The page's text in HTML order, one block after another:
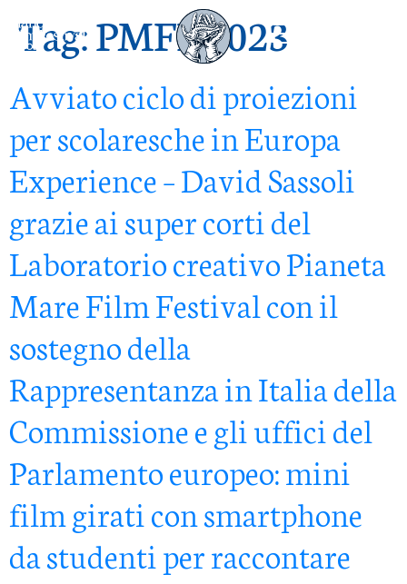
Tag:PMFF 2023
Avviato ciclo di proiezioni
per scolaresche in Europa
Experience – David Sassoli
grazie ai super corti del
Laboratorio creativo Pianeta
Mare Film Festival con il
sostegno della
Rappresentanza in Italia della
Commissione e gli uffici del
Parlamento europeo: mini
film girati con smartphone
da studenti per raccontare